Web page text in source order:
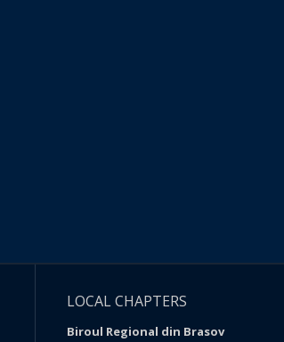
LOCAL CHAPTERS
Biroul Regional din Brasov